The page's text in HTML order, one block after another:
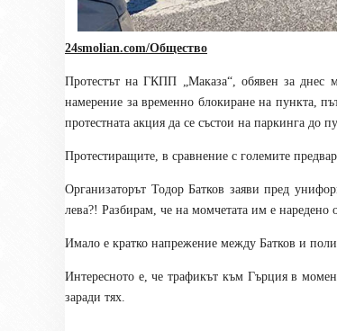
24smolian.com/Общество
Протестът на ГКПП „Маказа“, обявен за днес
намерение за временно блокиране на пункта,
протестната акция да се състои на паркинга до
Протестиращите, в сравнение с големите
Организаторът Тодор Батков заяви пред
лева?! Разбирам, че на момчетата им е наредено
Имало е кратко напрежение между Батков и
Интересното е, че трафикът към Гърция в
заради тях.